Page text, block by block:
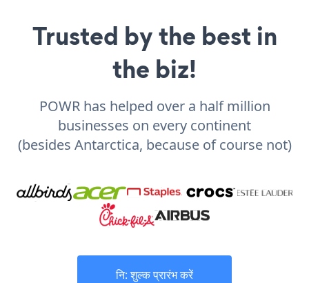
Trusted by the best in
the biz!
POWR has helped over a half million
businesses on every continent
(besides Antarctica, because of course not)
नि: शुल्क प्रारंभ करें